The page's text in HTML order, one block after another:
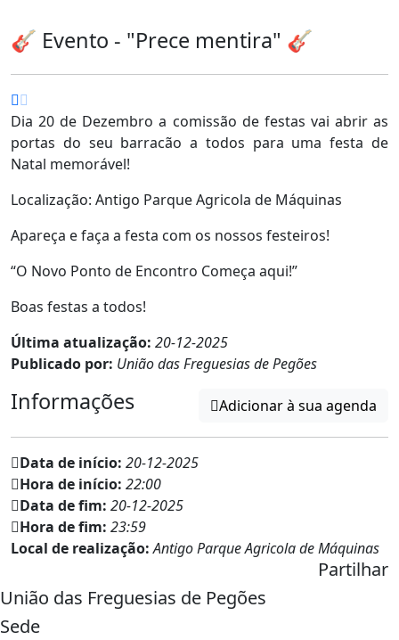
🎸 Evento - "Prece mentira" 🎸
Dia 20 de Dezembro a comissão de festas vai abrir as
portas do seu barracão a todos para uma festa de
Natal memorável!
Localização: Antigo Parque Agricola de Máquinas
Apareça e faça a festa com os nossos festeiros!
“O Novo Ponto de Encontro Começa aqui!”
Boas festas a todos!
Última atualização: 20-12-2025
Publicado por: União das Freguesias de Pegões
Informações Adicionar à sua agenda
Data de início: 20-12-2025
Hora de início: 22:00
Data de fim: 20-12-2025
Hora de fim: 23:59
Local de realização:Antigo Parque Agricola de Máquinas
Partilhar
União das Freguesias de Pegões
Sede